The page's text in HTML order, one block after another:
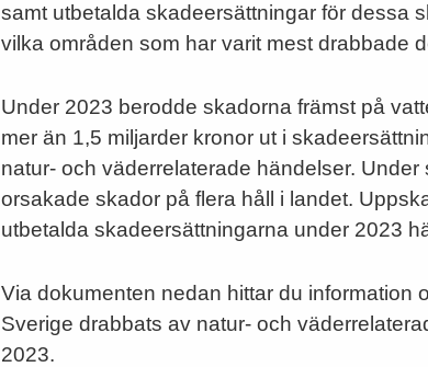
samt utbetalda skadeersättningar för dessa
vilka områden som har varit mest drabbade
Under 2023 berodde skadorna främst på
mer än 1,5 miljarder kronor ut i
natur- och väderrelaterade händelser.
orsakade skador på flera håll i landet.
utbetalda skadeersättningarna under 2023
Via dokumenten nedan hittar du information
Sverige drabbats av natur- och
2023.